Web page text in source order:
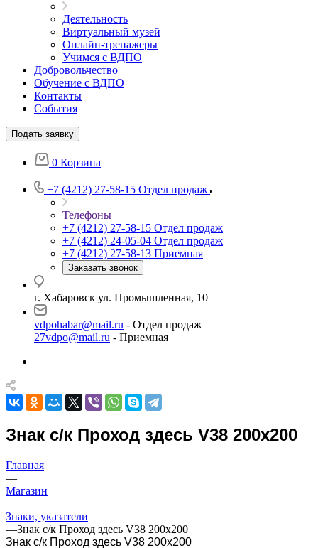
Деятельность
Виртуальный музей
Онлайн-тренажеры
Учимся с ВДПО
Добровольчество
Обучение с ВДПО
Контакты
События
Подать заявку
0 Корзина
+7 (4212) 27-58-15 Отдел продаж
Телефоны
+7 (4212) 27-58-15 Отдел продаж
+7 (4212) 24-05-04 Отдел продаж
+7 (4212) 27-58-13 Приемная
Заказать звонок
г. Хабаровск ул. Промышленная, 10
vdpohabar@mail.ru - Отдел продаж
27vdpo@mail.ru - Приемная
Знак с/к Проход здесь V38 200х200
Главная
—
Магазин
—
Знаки, указатели
—Знак с/к Проход здесь V38 200х200
Знак с/к Проход здесь V38 200х200